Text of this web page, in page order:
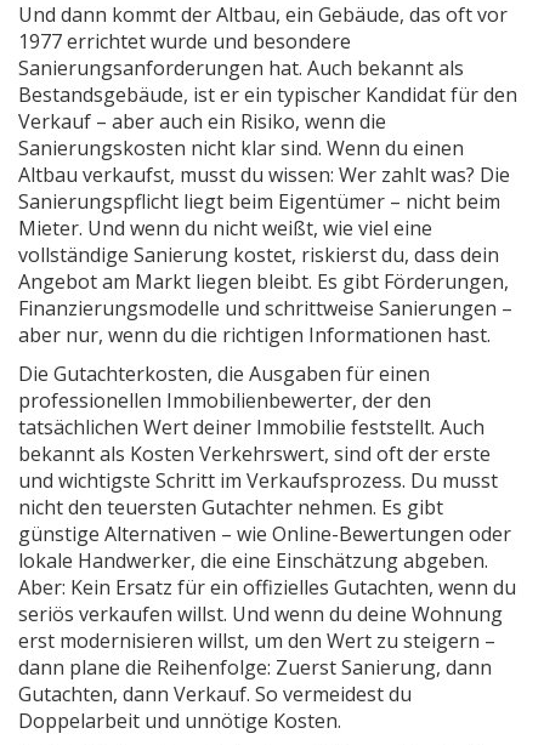
Und dann kommt derAltbau, ein Gebäude, das oft vor
1977 errichtet wurde und besondere
Sanierungsanforderungen hat. Auch bekannt als
Bestandsgebäude, ist er ein typischer Kandidat für den
Verkauf – aber auch ein Risiko, wenn die
Sanierungskosten nicht klar sind. Wenn du einen
Altbau verkaufst, musst du wissen: Wer zahlt was? Die
Sanierungspflicht liegt beim Eigentümer – nicht beim
Mieter. Und wenn du nicht weißt, wie viel eine
vollständige Sanierung kostet, riskierst du, dass dein
Angebot am Markt liegen bleibt. Es gibt Förderungen,
Finanzierungsmodelle und schrittweise Sanierungen –
aber nur, wenn du die richtigen Informationen hast.
Die Gutachterkosten, die Ausgaben für einen
professionellen Immobilienbewerter, der den
tatsächlichen Wert deiner Immobilie feststellt. Auch
bekannt als Kosten Verkehrswert, sind oft der erste
und wichtigste Schritt im Verkaufsprozess. Du musst
nicht den teuersten Gutachter nehmen. Es gibt
günstige Alternativen – wie Online-Bewertungen oder
lokale Handwerker, die eine Einschätzung abgeben.
Aber: Kein Ersatz für ein offizielles Gutachten, wenn du
seriös verkaufen willst. Und wenn du deine Wohnung
erst modernisieren willst, um den Wert zu steigern –
dann plane die Reihenfolge: Zuerst Sanierung, dann
Gutachten, dann Verkauf. So vermeidest du
Doppelarbeit und unnötige Kosten.